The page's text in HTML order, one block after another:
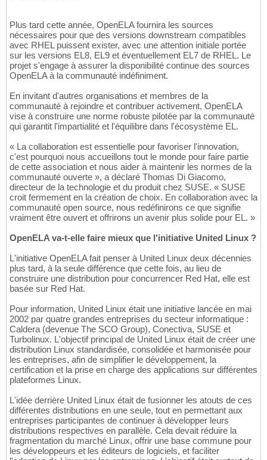
Plus tard cette année, OpenELA fournira les sources
nécessaires pour que des versions downstream compatibles
avec RHEL puissent exister, avec une attention initiale portée
sur les versions EL8, EL9 et éventuellement EL7 de RHEL. Le
projet s'engage à assurer la disponibilité continue des sources
OpenELA à la communauté indéfiniment.
En invitant d'autres organisations et membres de la
communauté à rejoindre et contribuer activement, OpenELA
vise à construire une norme robuste pilotée par la communauté
qui garantit l'impartialité et l'équilibre dans l'écosystème EL.
« La collaboration est essentielle pour favoriser l'innovation,
c'est pourquoi nous accueillons tout le monde pour faire partie
de cette association et nous aider à maintenir les normes de la
communauté ouverte », a déclaré Thomas Di Giacomo,
directeur de la technologie et du produit chez SUSE. « SUSE
croit fermement en la création de choix. En collaboration avec la
communauté open source, nous redéfinirons ce que signifie
vraiment être ouvert et offrirons un avenir plus solide pour EL. »
OpenELA va-t-elle faire mieux que l'initiative United Linux ?
L'initiative OpenELA fait penser à United Linux deux décennies
plus tard, à la seule différence que cette fois, au lieu de
construire une distribution pour concurrencer Red Hat, elle est
basée sur Red Hat.
Pour information, United Linux était une initiative lancée en mai
2002 par quatre grandes entreprises du secteur informatique :
Caldera (devenue The SCO Group), Conectiva, SUSE et
Turbolinux. L'objectif principal de United Linux était de créer une
distribution Linux standardisée, consolidée et harmonisée pour
les entreprises, afin de simplifier le développement, la
certification et la prise en charge des applications sur différentes
plateformes Linux.
L'idée derrière United Linux était de fusionner les atouts de ces
différentes distributions en une seule, tout en permettant aux
entreprises participantes de continuer à développer leurs
distributions respectives en parallèle. Cela devait réduire la
fragmentation du marché Linux, offrir une base commune pour
les développeurs et les éditeurs de logiciels, et faciliter